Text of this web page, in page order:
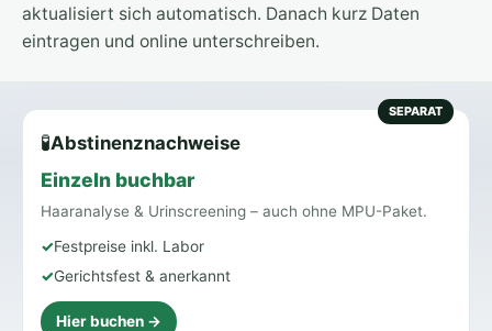
aktualisiert sich automatisch. Danach kurz Daten
eintragen und online unterschreiben.
SEPARAT
🧪Abstinenznachweise
Einzeln buchbar
Haaranalyse & Urinscreening – auch ohne MPU-Paket.
✓Festpreise inkl. Labor
✓Gerichtsfest & anerkannt
Hier buchen →